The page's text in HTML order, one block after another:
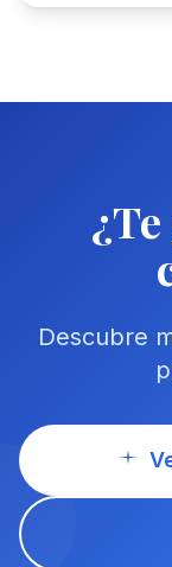
Descubre